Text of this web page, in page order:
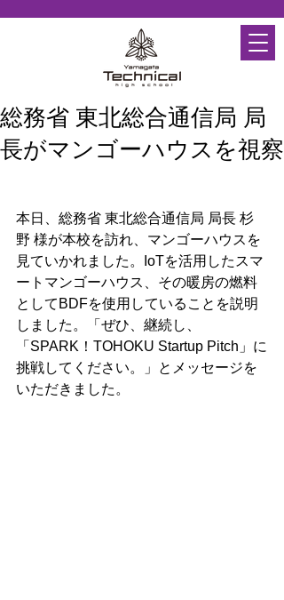
総務省 東北総合通信局 局
長がマンゴーハウスを視察
本日、総務省 東北総合通信局 局長 杉
野 様が本校を訪れ、マンゴーハウスを
見ていかれました。IoTを活用したスマ
ートマンゴーハウス、その暖房の燃料
としてBDFを使用していることを説明
しました。「ぜひ、継続し、
「SPARK！TOHOKU Startup Pitch」に
挑戦してください。」とメッセージを
いただきました。